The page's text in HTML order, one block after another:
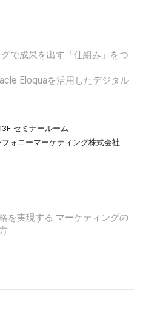
で成果を出す「仕組み」をつ
Eloquaを活用したデジタル
セミナールーム
ォニーマーケティング株式会社
を実現する マーケティングの